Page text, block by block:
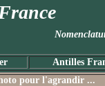
Antilles
pour l'agrandir ...